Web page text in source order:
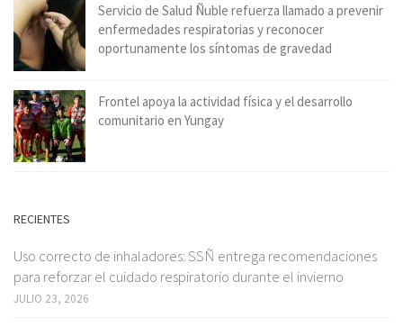
Servicio de Salud Ñuble refuerza llamado a prevenir
enfermedades respiratorias y reconocer
oportunamente los síntomas de gravedad
Frontel apoya la actividad física y el desarrollo
comunitario en Yungay
RECIENTES
Uso correcto de inhaladores: SSÑ entrega recomendaciones
para reforzar el cuidado respiratorio durante el invierno
JULIO 23, 2026